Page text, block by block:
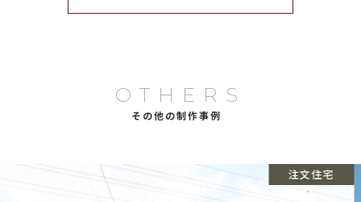
OTHERS
その他の制作事例
注文住宅